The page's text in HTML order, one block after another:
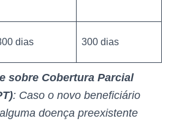
dias 300 dias
sobre Cobertura Parcial
: Caso o novo beneficiário
doença preexistente